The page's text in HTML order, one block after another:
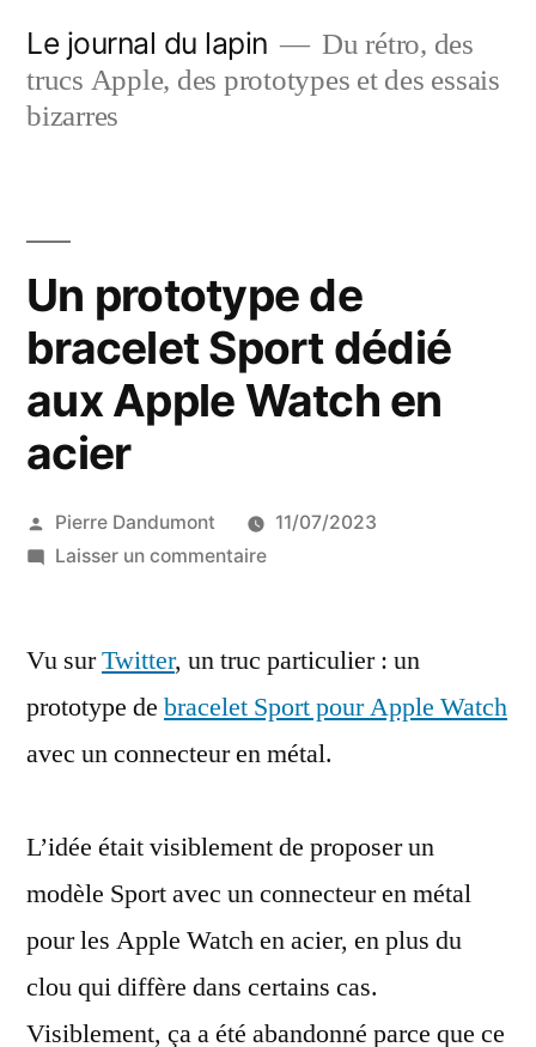
contenu
Le journal du lapin
Du rétro, des
trucs Apple, des prototypes et des essais
bizarres
Un prototype de
bracelet Sport dédié
aux Apple Watch en
acier
Publié
par
Pierre Dandumont
11/07/2023
Laisser un commentairesur
de
Sport
dédié
Watch
en
Vu surTwitter, un truc particulier : un
prototype de bracelet Sport pour Apple Watch
avec un connecteur en métal.
L’idée était visiblement de proposer un
modèle Sport avec un connecteur en métal
pour les Apple Watch en acier, en plus du
clou qui diffère dans certains cas.
Visiblement, ça a été abandonné parce que ce